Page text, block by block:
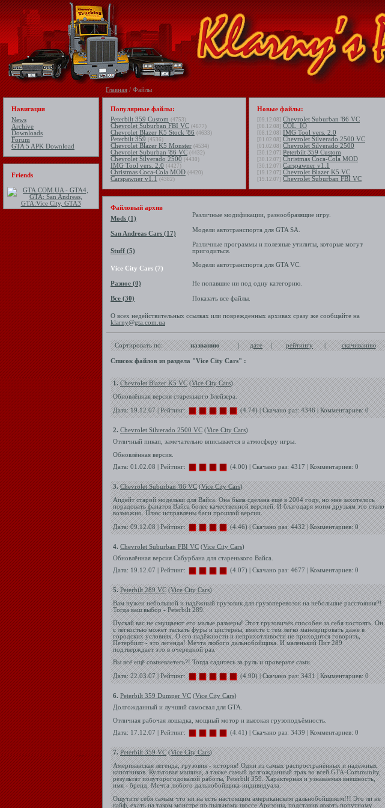
Главная/ Файлы
Навигация
News
Archive
Downloads
Forum
GTA 5 APK Download
Friends
Популярные файлы:
Peterbilt 359 Custom (4753)
Chevrolet Suburban FBI VC (4677)
Chevrolet Blazer K5 Stock '86 (4633)
Peterbilt 359 (4536)
Chevrolet Blazer K5 Monster (4534)
Chevrolet Suburban '86 VC (4432)
Chevrolet Silverado 2500 (4430)
IMG Tool vers. 2.0 (4427)
Christmas Coca-Cola MOD (4420)
Carspawner v1.1 (4382)
Новые файлы:
[09.12.08] Chevrolet Suburban '86 VC
[08.12.08] COL_IO
[08.12.08] IMG Tool vers. 2.0
[01.02.08] Chevrolet Silverado 2500 VC
[01.02.08] Chevrolet Silverado 2500
[30.12.07] Peterbilt 359 Custom
[30.12.07] Christmas Coca-Cola MOD
[30.12.07] Carspawner v1.1
[19.12.07] Chevrolet Blazer K5 VC
[19.12.07] Chevrolet Suburban FBI VC
Файловый архив
Mods (1)
Различные модификации, разнообразящие игру.
San Andreas Cars (17)
Модели автотранспорта для GTA SA.
Stuff (5)
Различные программы и полезные утилиты, которые могут
пригодиться.
Vice City Cars (7)
Модели автотранспорта для GTA VC.
Разное (0) Не попавшие ни под одну категорию.
Все (30) Показать все файлы.
О всех недействительных ссылках или поврежденных архивах сразу же сообщайте на
klarny@gta.com.ua
Сортировать по: названию | дате | рейтингу | скачиванию
Список файлов из раздела "Vice City Cars" :
1.Chevrolet Blazer K5 VC(Vice City Cars)
Обновлённая версия старенького Блейзера.
Дата: 19.12.07 | Рейтинг: (4.74) | Скачано раз: 4346 | Комментариев: 0
2. Chevrolet Silverado 2500 VC (Vice City Cars)
Отличный пикап, замечательно вписывается в атмосферу игры.
Обновлённая версия.
Дата: 01.02.08 | Рейтинг:
(4.00) | Скачано раз: 4317 | Комментариев: 0
3.Chevrolet Suburban '86 VC(Vice City Cars)
Апдейт старой модельки для Вайса. Она была сделана ещё в 2004 году, но мне захотелось
порадовать фанатов Вайса более качественной версией. И благодаря моим друзьям это стало
возможно. Плюс исправлены баги прошлой версии.
Дата: 09.12.08 | Рейтинг: (4.46) | Скачано раз: 4432 | Комментариев: 0
4. Chevrolet Suburban FBI VC (Vice City Cars)
Обновлённая версия Сабурбана для старенького Вайса.
Дата: 19.12.07 | Рейтинг:
(4.07) | Скачано раз: 4677 | Комментариев: 0
5.Peterbilt 289 VC(Vice City Cars)
Вам нужен небольшой и надёжный грузовик для грузоперевозок на небольшие расстояния?!
Тогда ваш выбор - Peterbilt 289.
Пускай вас не смущаеют его малые размеры! Этот грузовичёк способен за себя постоять. Он
с лёгкостью может таскать фуры и цистерны, вместе с тем легко маневрировать даже в
городских условиях. О его надёжности и неприхотливости не приходится говорить,
Петербилт - это легенда! Мечта любого дальнобойщика. И маленький Пит 289
подтверждает это в очередной раз.
Вы всё ещё сомневаетесь?! Тогда садитесь за руль и проверьте сами.
Дата: 22.03.07 | Рейтинг: (4.90) | Скачано раз: 3431 | Комментариев: 0
6. Peterbilt 359 Dumper VC (Vice City Cars)
Долгожданный и лучший самосвал для GTA.
Отличная рабочая лошадка, мощный мотор и высокая грузоподъёмность.
Дата: 17.12.07 | Рейтинг:
(4.41) | Скачано раз: 3439 | Комментариев: 0
7.Peterbilt 359 VC(Vice City Cars)
Американская легенда, грузовик - история! Один из самых распространённых и надёжных
капотников. Культовая машина, а также самый долгожданный трак во всей GTA-Community,
результат полуторогодовалой работы, Peterbilt 359. Характерная и узнаваемая внешность,
имя - бренд. Мечта любого дальнобойщика-индивидуала.
Ощутите себя самым что ни на есть настоящим американским дальнобойщиком!!! Это ли не
кайф, ехать на таком монстре по пыльному шоссе Аризоны, подставив локоть попутному